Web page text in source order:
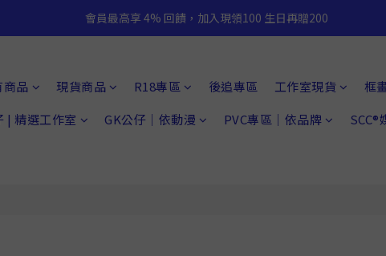
會員最高享 4% 回饋，加入現領100 生日再贈200
商品 現貨商品 R18專區 後追專區 工作室現貨
框
| 精選工作室 GK公仔｜依動漫 PVC專區｜依品牌
SCC®